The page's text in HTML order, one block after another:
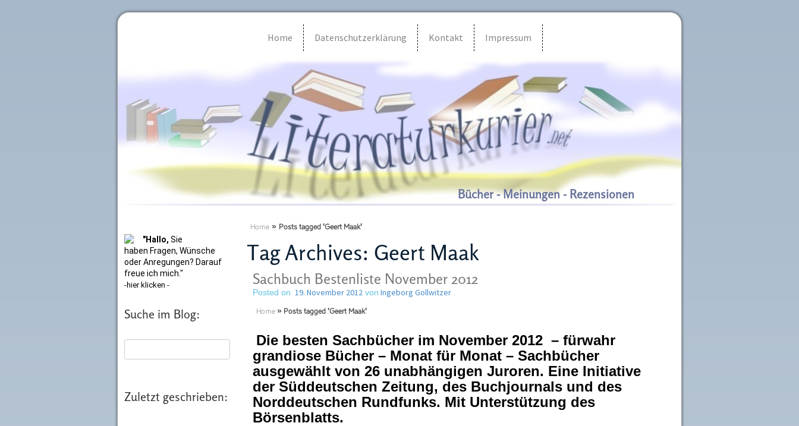
Home Datenschutzerklärung Kontakt Impressum
Bücher - Meinungen - Rezensionen
"Hallo, Sie
haben Fragen, Wünsche
oder Anregungen? Darauf
freue ich mich."
-hier klicken -
Suche im Blog:
Zuletzt geschrieben:
Home » Posts tagged 'Geert Maak'
Tag Archives: Geert Maak
Sachbuch Bestenliste November 2012
Posted on 19. November 2012 von Ingeborg Gollwitzer
Home » Posts tagged 'Geert Maak'
Die besten Sachbücher im November 2012 – fürwahr
grandiose Bücher – Monat für Monat – Sachbücher
ausgewählt von 26 unabhängigen Juroren. Eine Initiative
der Süddeutschen Zeitung, des Buchjournals und des
Norddeutschen Rundfunks. Mit Unterstützung des
Börsenblatts.